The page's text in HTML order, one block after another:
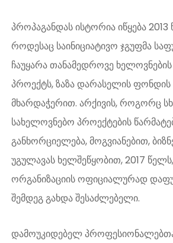
პროპაგანდას ისტორია იწყება 2013
როდესაც საინიციატივო ჯგუფმა
ჩაუყარა თანამედროვე ხელოვნების
პროექტს, ზაზა დარასელის ფონდის
მხარდაჭერით. არქივის, როგორც
სახელოვნებო პროექტების
განხორციელება, მოგვიანებით,
უგულავას ხელშეწყობით, 2017 წელს,
ორგანიზაციის ოფიციალურად
შემდეგ გახდა შესაძლებელი.
დამოუკიდებელ